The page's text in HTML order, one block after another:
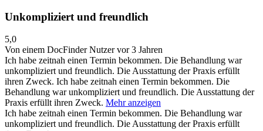
Unkompliziert und freundlich
5,0
Von einem DocFinder Nutzervor 3 Jahren
Ich habe zeitnah einen Termin bekommen. Die Behandlung war
unkompliziert und freundlich. Die Ausstattung der Praxis erfüllt
ihren Zweck. Ich habe zeitnah einen Termin bekommen. Die
Behandlung war unkompliziert und freundlich. Die Ausstattung der
Praxis erfüllt ihren Zweck. Mehr anzeigen
Ich habe zeitnah einen Termin bekommen. Die Behandlung war
unkompliziert und freundlich. Die Ausstattung der Praxis erfüllt